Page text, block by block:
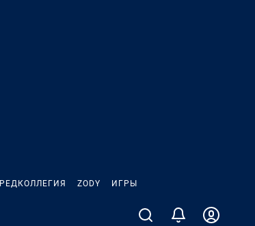
РЕДКОЛЛЕГИЯ ZODY ИГРЫ